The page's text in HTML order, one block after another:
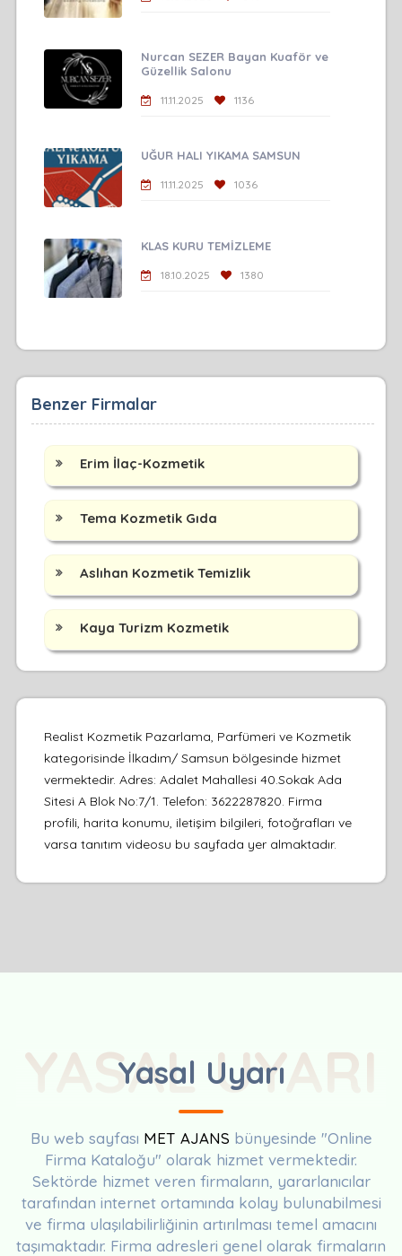
Nurcan SEZER Bayan Kuaför ve
Güzellik Salonu
11.11.2025 1136
UĞUR HALI YIKAMA SAMSUN
11.11.2025 1036
KLAS KURU TEMİZLEME
18.10.2025 1380
Benzer Firmalar
Erim İlaç-Kozmetik
Tema Kozmetik Gıda
Aslıhan Kozmetik Temizlik
Kaya Turizm Kozmetik
Realist Kozmetik Pazarlama, Parfümeri ve Kozmetik
kategorisinde İlkadım/ Samsun bölgesinde hizmet
vermektedir. Adres: Adalet Mahallesi 40.Sokak Ada
Sitesi A Blok No:7/1. Telefon: 3622287820. Firma
profili, harita konumu, iletişim bilgileri, fotoğrafları ve
varsa tanıtım videosu bu sayfada yer almaktadır.
Yasal Uyarı
YASAL UYARI
Bu web sayfası MET AJANS bünyesinde "Online
Firma Kataloğu" olarak hizmet vermektedir.
Sektörde hizmet veren firmaların, yararlanıcılar
tarafından internet ortamında kolay bulunabilmesi
ve firma ulaşılabilirliğinin artırılması temel amacını
taşımaktadır. Firma adresleri genel olarak firmaların